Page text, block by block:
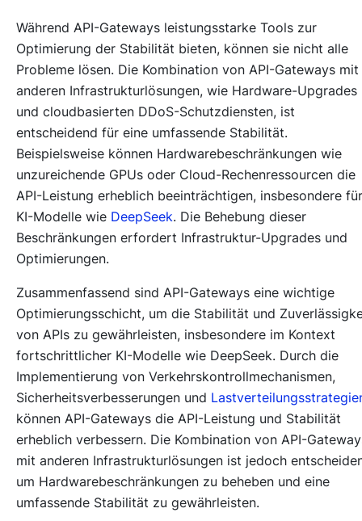
Während API-Gateways leistungsstarke Tools zur
Optimierung der Stabilität bieten, können sie nicht alle
Probleme lösen. Die Kombination von API-Gateways mit
anderen Infrastrukturlösungen, wie Hardware-Upgrades
und cloudbasierten DDoS-Schutzdiensten, ist
entscheidend für eine umfassende Stabilität.
Beispielsweise können Hardwarebeschränkungen wie
unzureichende GPUs oder Cloud-Rechenressourcen die
API-Leistung erheblich beeinträchtigen, insbesondere für
KI-Modelle wie DeepSeek. Die Behebung dieser
Beschränkungen erfordert Infrastruktur-Upgrades und
Optimierungen.
Zusammenfassend sind API-Gateways eine wichtige
Optimierungsschicht, um die Stabilität und
von APIs zu gewährleisten, insbesondere im Kontext
fortschrittlicher KI-Modelle wie DeepSeek. Durch die
Implementierung von Verkehrskontrollmechanismen,
Sicherheitsverbesserungen und
können API-Gateways die API-Leistung und Stabilität
erheblich verbessern. Die Kombination von API-
mit anderen Infrastrukturlösungen ist jedoch
um Hardwarebeschränkungen zu beheben und eine
umfassende Stabilität zu gewährleisten.